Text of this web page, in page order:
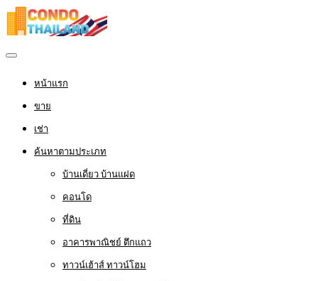
หน้าแรก
ขาย
เช่า
ค้นหาตามประเภท
บ้านเดี่ยว บ้านแฝด
คอนโด
ที่ดิน
อาคารพาณิชย์ ตึกแถว
ทาวน์เฮ้าส์ ทาวน์โฮม